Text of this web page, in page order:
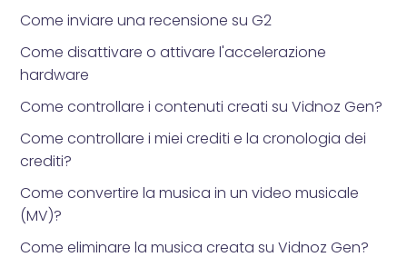
Come inviare una recensione su G2
Come disattivare o attivare l'accelerazione
hardware
Come controllare i contenuti creati su Vidnoz Gen?
Come controllare i miei crediti e la cronologia dei
crediti?
Come convertire la musica in un video musicale
(MV)?
Come eliminare la musica creata su Vidnoz Gen?